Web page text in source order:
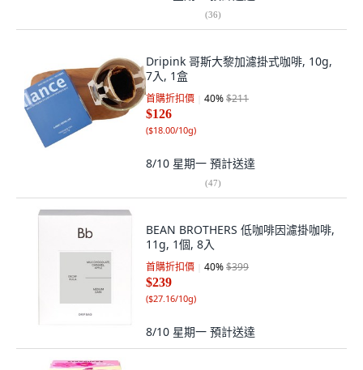
(36)
Dripink 哥斯大黎加濾掛式咖啡, 10g,
7入, 1盒
首購折扣價 40%$211
$126
($18.00/10g)
8/10 星期一 預計送達
(47)
BEAN BROTHERS 低咖啡因濾掛咖啡,
11g, 1個, 8入
首購折扣價 40%$399
$239
($27.16/10g)
8/10 星期一 預計送達